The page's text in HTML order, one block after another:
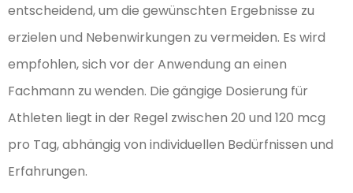
entscheidend, um die gewünschten Ergebnisse zu
erzielen und Nebenwirkungen zu vermeiden. Es wird
empfohlen, sich vor der Anwendung an einen
Fachmann zu wenden. Die gängige Dosierung für
Athleten liegt in der Regel zwischen 20 und 120 mcg
pro Tag, abhängig von individuellen Bedürfnissen und
Erfahrungen.